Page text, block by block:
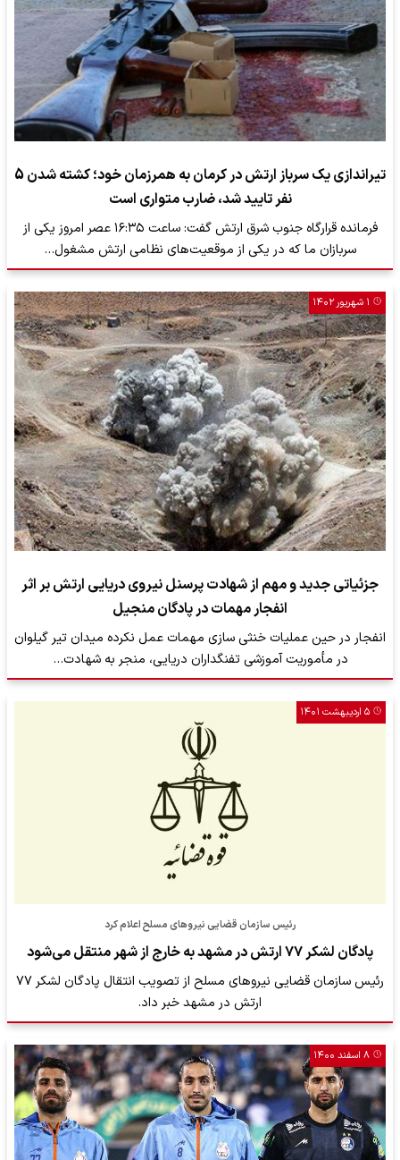
تیراندازی یک سرباز ارتش در کرمان به همرزمان خود؛ کشته شدن 5
نفر تایید شد، ضارب متواری است
فرمانده قرارگاه جنوب شرق ارتش گفت: ساعت ۱۶:۳۵ عصر امروز یکی از
سربازان ما که در یکی از موقعیت‌های نظامی ارتش مشغول…
۱ شهریور ۱۴۰۲
جزئیاتی جدید و مهم از شهادت پرسنل نیروی دریایی ارتش بر اثر
انفجار مهمات در پادگان منجیل
انفجار در حین عملیات خنثی سازی مهمات عمل نکرده میدان تیر گیلوان
در مأموریت آموزشی تفنگداران دریایی، منجر به شهادت…
۵ اردیبهشت ۱۴۰۱
رئیس سازمان قضایی نیروهای مسلح اعلام کرد
پادگان لشکر ۷۷ ارتش در مشهد به خارج از شهر منتقل می‌شود
رئیس سازمان قضایی نیروهای مسلح از تصویب انتقال پادگان لشکر ۷۷
ارتش در مشهد خبر داد.
۸ اسفند ۱۴۰۰